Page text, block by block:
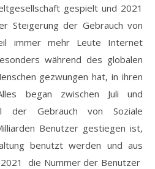
gespielt und 2021
Steigerung der Gebrauch von
immer mehr Leute Internet
während des globalen
gezwungen hat, in ihren
began zwischen Juli und
der Gebrauch von Soziale
Benutzer gestiegen ist,
benutzt werden und aus
die Nummer der Benutzer